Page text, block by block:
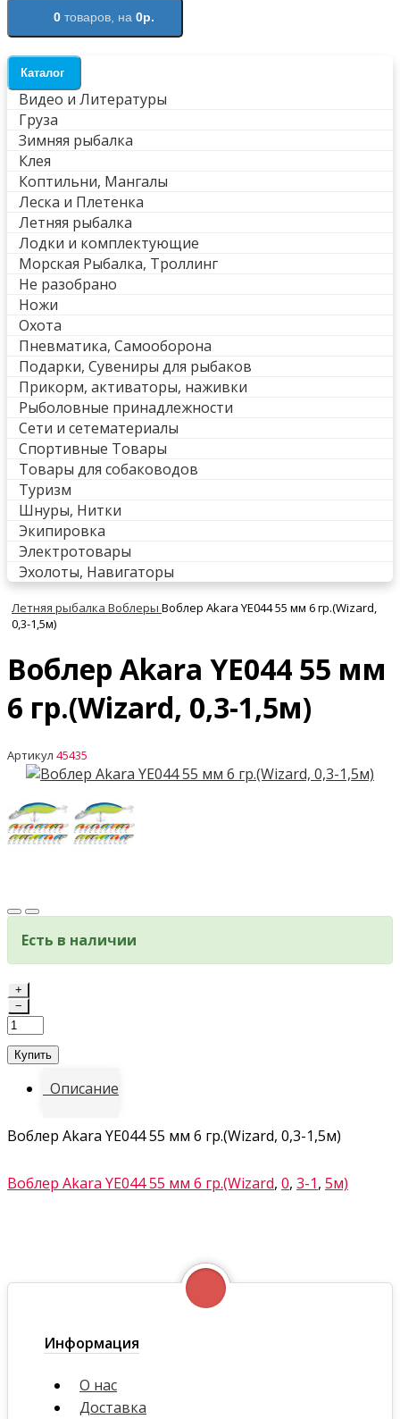
0 товаров, на 0р.
Каталог
Видео и Литературы
Груза
Зимняя рыбалка
Клея
Коптильни, Мангалы
Леска и Плетенка
Летняя рыбалка
Лодки и комплектующие
Морская Рыбалка, Троллинг
Не разобрано
Ножи
Охота
Пневматика, Самооборона
Подарки, Сувениры для рыбаков
Прикорм, активаторы, наживки
Рыболовные принадлежности
Сети и сетематериалы
Спортивные Товары
Товары для собаководов
Туризм
Шнуры, Нитки
Экипировка
Электротовары
Эхолоты, Навигаторы
Летняя рыбалка Воблеры Воблер Akara YE044 55 мм 6 гр.(Wizard,
0,3-1,5м)
Воблер Akara YE044 55 мм
6 гр.(Wizard, 0,3-1,5м)
Артикул 45435
Есть в наличии
+
−
Купить
Описание
Воблер Akara YE044 55 мм 6 гр.(Wizard, 0,3-1,5м)
Воблер Akara YE044 55 мм 6 гр.(Wizard, 0, 3-1, 5м)
Информация
О нас
Доставка